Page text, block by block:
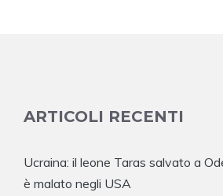
ARTICOLI RECENTI
Ucraina: il leone Taras salvato a
è malato negli USA